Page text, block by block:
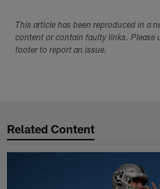
This article has been reproduced in a
content or contain faulty links. Please
footer to report an issue.
Related Content